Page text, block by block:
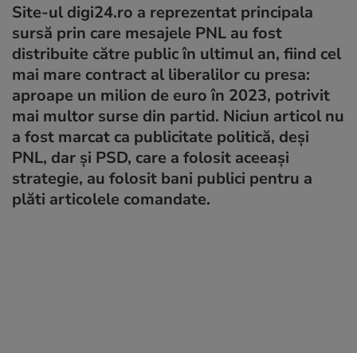
Site-ul digi24.ro a reprezentat principala
sursă prin care mesajele PNL au fost
distribuite către public în ultimul an, fiind cel
mai mare contract al liberalilor cu presa:
aproape un milion de euro în 2023, potrivit
mai multor surse din partid. Niciun articol nu
a fost marcat ca publicitate politică, deși
PNL, dar și PSD, care a folosit aceeași
strategie, au folosit bani publici pentru a
plăti articolele comandate.